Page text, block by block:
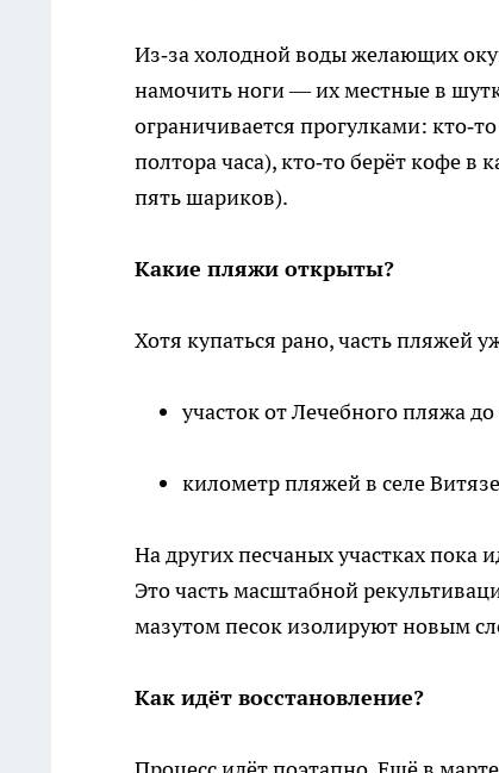
Из‑за холодной воды желающих
намочить ноги — их местные в
ограничивается прогулками:
полтора часа), кто‑то берёт кофе
пять шариков).
Какие пляжи открыты?
Хотя купаться рано, часть пляжей
участок от Лечебного пляжа
километр пляжей в селе
На других песчаных участках пока
Это часть масштабной
мазутом песок изолируют новым
Как идёт восстановление?